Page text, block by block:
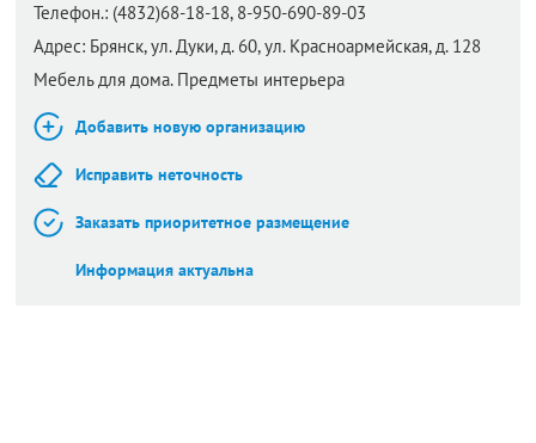
Телефон.: (4832)68-18-18, 8-950-690-89-03
Адрес: Брянск,ул. Дуки, д. 60, ул. Красноармейская, д. 128
Мебель для дома. Предметы интерьера
Добавить новую организацию
Исправить неточность
Заказать приоритетное размещение
Информация актуальна